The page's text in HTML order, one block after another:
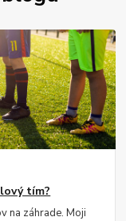
tím?
na záhrade. Moji